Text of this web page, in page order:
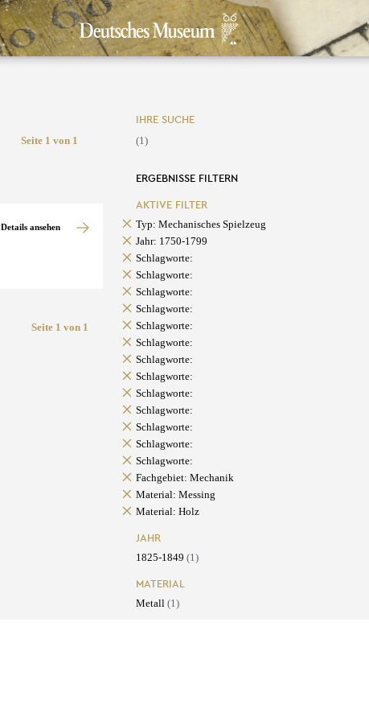
Seite 1 von 1
Details ansehen
Seite 1 von 1
IHRE SUCHE
(1)
ERGEBNISSE FILTERN
AKTIVE FILTER
Typ: Mechanisches Spielzeug
Jahr: 1750-1799
Schlagworte:
Schlagworte:
Schlagworte:
Schlagworte:
Schlagworte:
Schlagworte:
Schlagworte:
Schlagworte:
Schlagworte:
Schlagworte:
Schlagworte:
Schlagworte:
Schlagworte:
Fachgebiet: Mechanik
Material: Messing
Material: Holz
JAHR
1825-1849 (1)
MATERIAL
Metall (1)